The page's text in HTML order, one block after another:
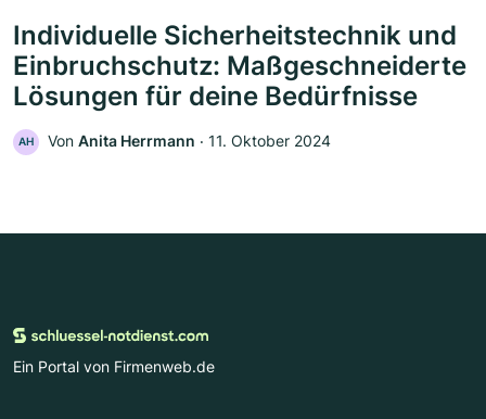
Individuelle Sicherheitstechnik und
Einbruchschutz: Maßgeschneiderte
Lösungen für deine Bedürfnisse
AH Von Anita Herrmann ‧ 11. Oktober 2024
Ein Portal von Firmenweb.de